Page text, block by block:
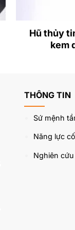
Hũ thủy
kem
THÔNG TIN
Sứ mệnh
Năng lực
Nghiên